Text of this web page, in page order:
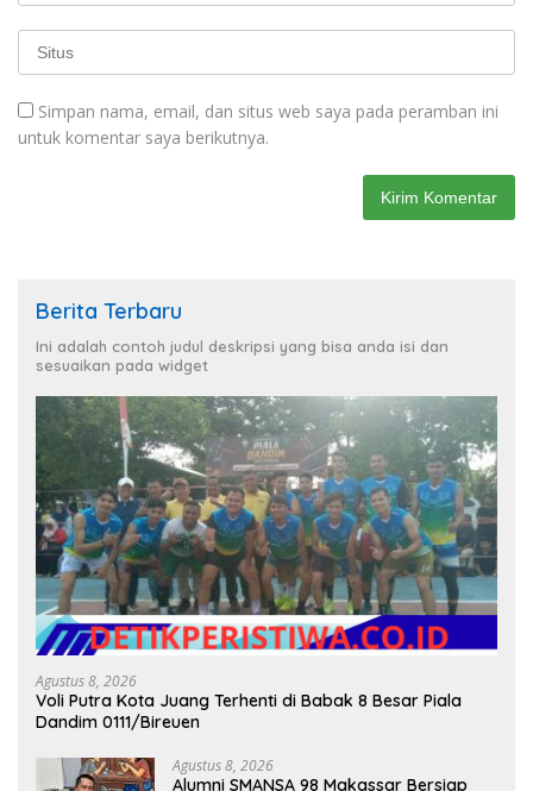
Simpan nama, email, dan situs web saya pada peramban ini
untuk komentar saya berikutnya.
Berita Terbaru
Ini adalah contoh judul deskripsi yang bisa anda isi dan
sesuaikan pada widget
Agustus 8, 2026
Voli Putra Kota Juang Terhenti di Babak 8 Besar Piala
Dandim 0111/Bireuen
Agustus 8, 2026
Alumni SMANSA 98 Makassar Bersiap